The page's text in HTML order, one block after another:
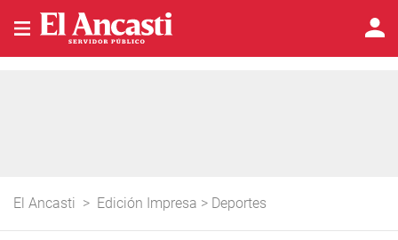
El Ancasti > Edición Impresa > Deportes